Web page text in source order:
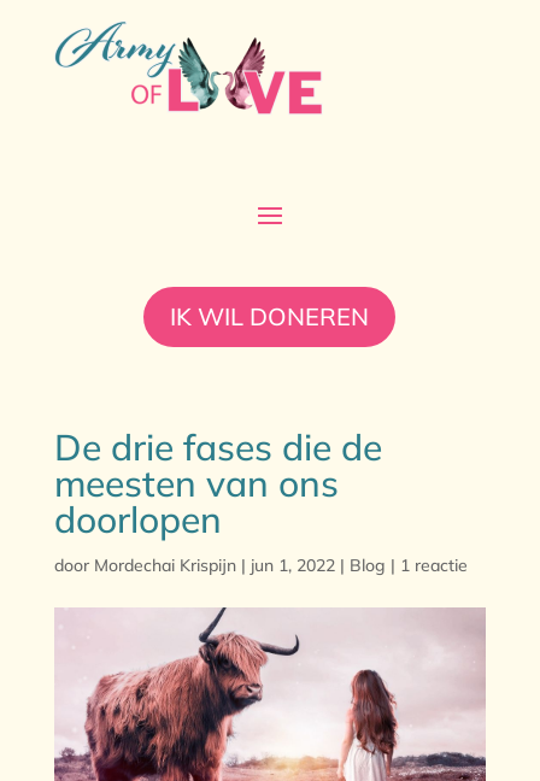
IK WIL DONEREN
De drie fases die de
meesten van ons
doorlopen
door Mordechai Krispijn| jun 1, 2022| Blog | 1 reactie